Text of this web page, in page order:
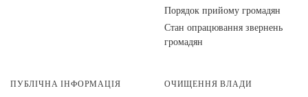
Порядок прийому громадян
Стан опрацювання звернень
громадян
ПУБЛІЧНА ІНФОРМАЦІЯ ОЧИЩЕННЯ ВЛАДИ